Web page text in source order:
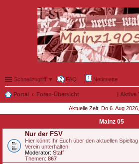
Schnellzugriff ▼ FAQ Netiquette
Portal Foren-Übersicht | Aktive
Aktuelle Zeit: Do 6. Aug
Mainz 05
Nur der FSV
Hier könnt Ihr Euch über den aktuellen
Verein unterhalten
Moderator: Staff
Themen: 867